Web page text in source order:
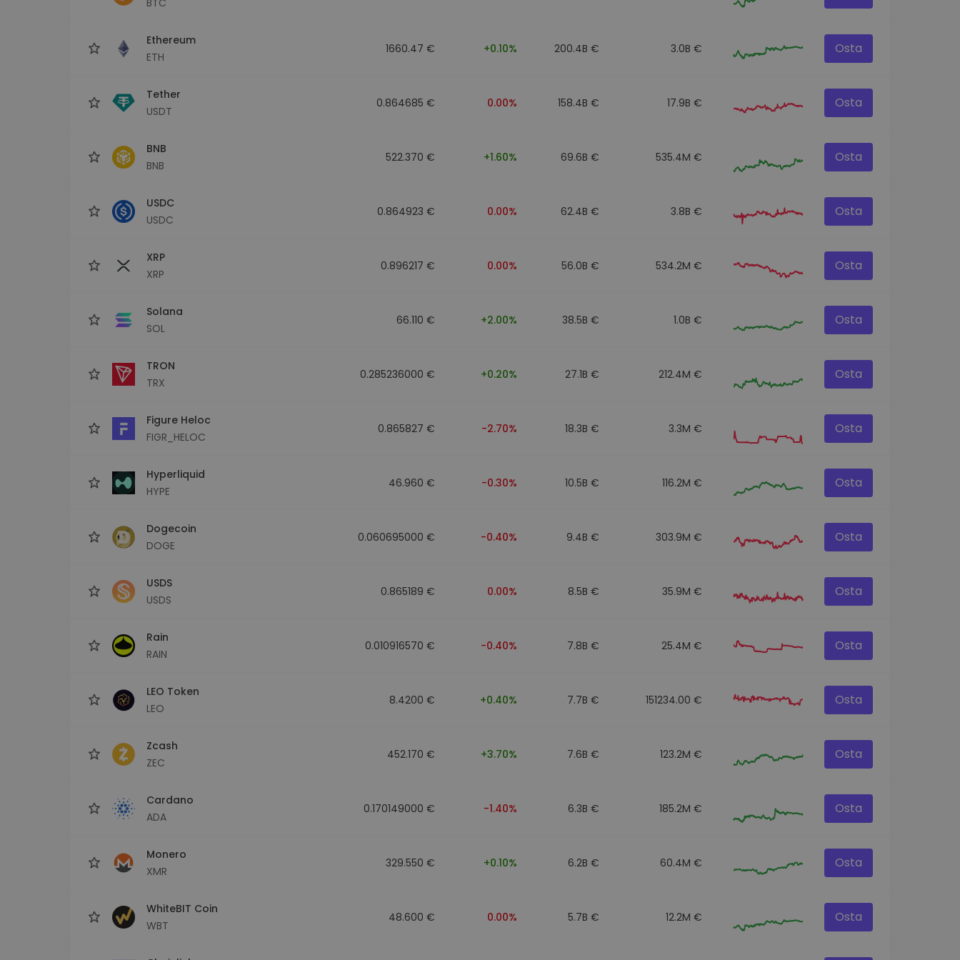
Ethereum
ETH
1660.47 € +0.10% 200.4B € 3.0B € Osta
Tether
USDT
0.864685 € 0.00% 158.4B € 17.9B € Osta
BNB
BNB
522.370 € +1.60% 69.6B € 535.4M € Osta
USDC
USDC
0.864923 € 0.00% 62.4B € 3.8B € Osta
XRP
XRP
0.896217 € 0.00% 56.0B € 534.2M € Osta
Solana
SOL
66.110 € +2.00% 38.5B € 1.0B € Osta
TRON
TRX
0.285236000 € +0.20% 27.1B € 212.4M € Osta
Figure Heloc
FIGR_HELOC
0.865827 € -2.70% 18.3B € 3.3M € Osta
Hyperliquid
HYPE
46.960 € -0.30% 10.5B € 116.2M € Osta
Dogecoin
DOGE
0.060695000 € -0.40% 9.4B € 303.9M € Osta
USDS
USDS
0.865189 € 0.00% 8.5B € 35.9M € Osta
Rain
RAIN
0.010916570 € -0.40% 7.8B € 25.4M € Osta
LEO Token
LEO
8.4200 € +0.40% 7.7B € 151234.00 € Osta
Zcash
ZEC
452.170 € +3.70% 7.6B € 123.2M € Osta
Cardano
ADA
0.170149000 € -1.40% 6.3B € 185.2M € Osta
Monero
XMR
329.550 € +0.10% 6.2B € 60.4M € Osta
WhiteBIT Coin
WBT
48.600 € 0.00% 5.7B € 12.2M € Osta